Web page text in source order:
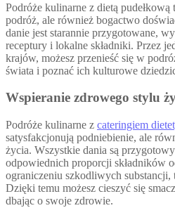
Podróże kulinarne z dietą
podróż, ale również bogactwo
danie jest starannie przygotowane,
receptury i lokalne składniki. Przez
krajów, możesz przenieść się w
świata i poznać ich kulturowe
Wspieranie zdrowego stylu
Podróże kulinarne z cateringiem
satysfakcjonują podniebienie, ale
życia. Wszystkie dania są
odpowiednich proporcji składników
ograniczeniu szkodliwych substancji,
Dzięki temu możesz cieszyć się
dbając o swoje zdrowie.